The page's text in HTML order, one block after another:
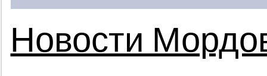
Новости